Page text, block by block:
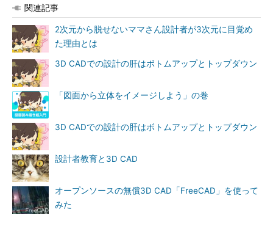
関連記事
2次元から脱せないママさん設計者が3次元に目覚め
た理由とは
3D CADでの設計の肝はボトムアップとトップダウン
「図面から立体をイメージしよう」の巻
3D CADでの設計の肝はボトムアップとトップダウン
設計者教育と3D CAD
オープンソースの無償3D CAD「FreeCAD」を使って
みた